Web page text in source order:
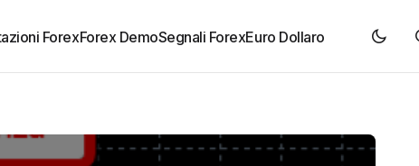
ForexForex DemoSegnali ForexEuro Dollaro